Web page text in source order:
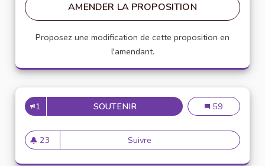
AMENDER LA PROPOSITION
Proposez une modification de cette proposition en
l'amendant.
1 SOUTENIRPARITÉ HOMMES FEMMES
Parité hommes
59
23
23 abonnés
Suivre Parité hommes femmes